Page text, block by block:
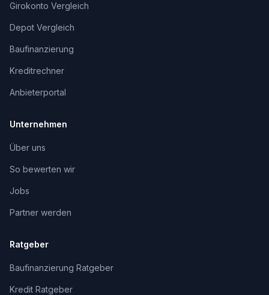
Girokonto Vergleich
Depot Vergleich
Baufinanzierung
Kreditrechner
Anbieterportal
Unternehmen
Über uns
So bewerten wir
Jobs
Partner werden
Ratgeber
Baufinanzierung Ratgeber
Kredit Ratgeber